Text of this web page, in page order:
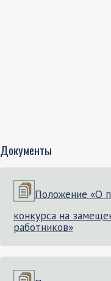
Документы
Положение «О
конкурса на
работников»